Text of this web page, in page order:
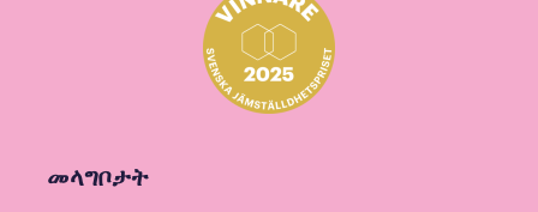
መላግቦታት